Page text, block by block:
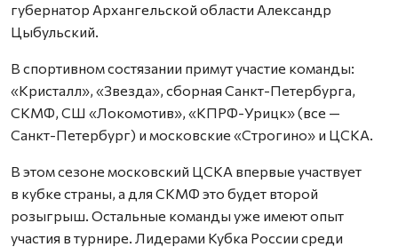
губернатор Архангельской области Александр
Цыбульский.
В спортивном состязании примут участие команды:
«Кристалл», «Звезда», сборная Санкт-Петербурга,
СКМФ, СШ «Локомотив», «КПРФ-Урицк» (все —
Санкт-Петербург) и московские «Строгино» и ЦСКА.
В этом сезоне московский ЦСКА впервые участвует
в кубке страны, а для СКМФ это будет второй
розыгрыш. Остальные команды уже имеют опыт
участия в турнире. Лидерами Кубка России среди